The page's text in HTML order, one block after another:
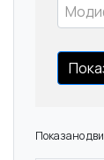
Показано